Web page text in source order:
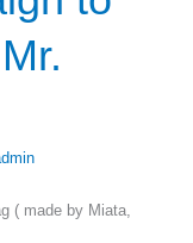
( made by Miata,